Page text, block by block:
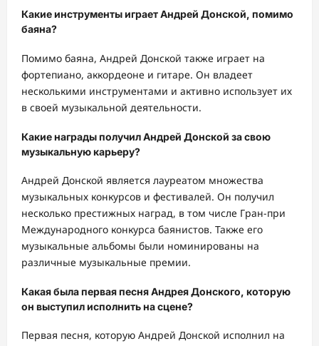
Какие инструменты играет Андрей Донской, помимо
баяна?
Помимо баяна, Андрей Донской также играет на
фортепиано, аккордеоне и гитаре. Он владеет
несколькими инструментами и активно использует их
в своей музыкальной деятельности.
Какие награды получил Андрей Донской за свою
музыкальную карьеру?
Андрей Донской является лауреатом множества
музыкальных конкурсов и фестивалей. Он получил
несколько престижных наград, в том числе Гран-при
Международного конкурса баянистов. Также его
музыкальные альбомы были номинированы на
различные музыкальные премии.
Какая была первая песня Андрея Донского, которую
он выступил исполнить на сцене?
Первая песня, которую Андрей Донской исполнил на